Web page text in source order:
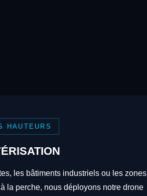
HAUTEURS
les bâtiments industriels ou les zones
la perche, nous déployons notre drone